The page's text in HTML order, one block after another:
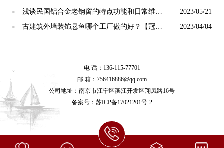
窗【冠墅阳光】
●
浅谈民国铝合金老钢窗的特点功能和日常维护
【冠墅阳光】
2023/05/21
●
古建筑外墙装饰悬鱼哪个工厂做的好？【冠墅
2023/04/04
电 话：136-115-77701
邮 箱：756416886@qq.com
公司地址：南京市江宁区滨江开发区翔凤路16号
备案号： 苏ICP备17021201号-2